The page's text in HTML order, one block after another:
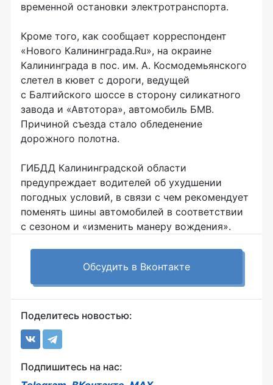
временной остановки электротранспорта.
Кроме того, как сообщает корреспондент
«Нового Калининграда.Ru», на окраине
Калининграда в пос. им. А. Космодемьянского
слетел в кювет с дороги, ведущей
с Балтийского шоссе в сторону силикатного
завода и «Автотора», автомобиль БМВ.
Причиной съезда стало обледенение
дорожного полотна.
ГИБДД Калининградской области
предупреждает водителей об ухудшении
погодных условий, в связи с чем рекомендует
поменять шины автомобилей в соответствии
с сезоном и «изменить манеру вождения».
Обсудить в Вконтакте
Поделитесь новостью:
Подпишитесь на нас: